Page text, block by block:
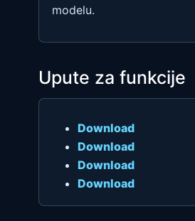
modelu.
Upute za funkcije
Download
Download
Download
Download